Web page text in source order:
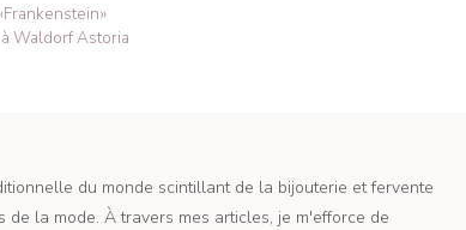
Waldorf Astoria
du monde scintillant de la bijouterie et fervente
de la mode. À travers mes articles, je m'efforce de